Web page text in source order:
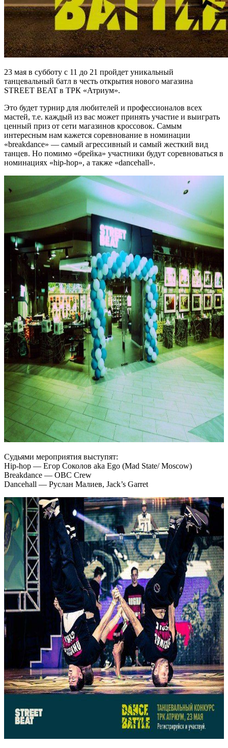
23 мая в субботу с 11 до 21 пройдет уникальный
танцевальный батл в честь открытия нового магазина
STREET BEAT в ТРК «Атриум».
Это будет турнир для любителей и профессионалов всех
мастей, т.е. каждый из вас может принять участие и выиграть
ценный приз от сети магазинов кроссовок. Самым
интересным нам кажется соревнование в номинации
«breakdance» — самый агрессивный и самый жесткий вид
танцев. Но помимо «брейка» участники будут соревноваться в
номинациях «hip-hop», а также «dancehall».
Судьями мероприятия выступят:
Hip-hop — Егор Соколов aka Ego (Mad State/ Moscow)
Breakdance — OBC Crew
Dancehall — Руслан Малиев, Jack’s Garret